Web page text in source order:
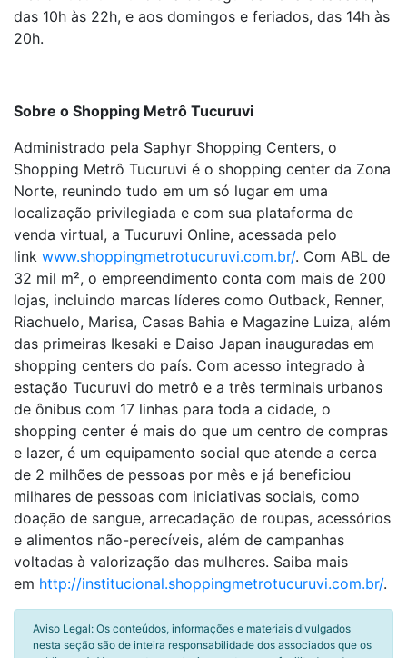
das 10h às 22h, e aos domingos e feriados, das 14h às
20h.
Sobre o Shopping Metrô Tucuruvi
Administrado pela Saphyr Shopping Centers, o
Shopping Metrô Tucuruvi é o shopping center da Zona
Norte, reunindo tudo em um só lugar em uma
localização privilegiada e com sua plataforma de
venda virtual, a Tucuruvi Online, acessada pelo
link www.shoppingmetrotucuruvi.com.br/. Com ABL de
32 mil m², o empreendimento conta com mais de 200
lojas, incluindo marcas líderes como Outback, Renner,
Riachuelo, Marisa, Casas Bahia e Magazine Luiza, além
das primeiras Ikesaki e Daiso Japan inauguradas em
shopping centers do país. Com acesso integrado à
estação Tucuruvi do metrô e a três terminais urbanos
de ônibus com 17 linhas para toda a cidade, o
shopping center é mais do que um centro de compras
e lazer, é um equipamento social que atende a cerca
de 2 milhões de pessoas por mês e já beneficiou
milhares de pessoas com iniciativas sociais, como
doação de sangue, arrecadação de roupas, acessórios
e alimentos não-perecíveis, além de campanhas
voltadas à valorização das mulheres. Saiba mais
em http://institucional.shoppingmetrotucuruvi.com.br/.
Aviso Legal: Os conteúdos, informações e materiais divulgados
nesta seção são de inteira responsabilidade dos associados que os